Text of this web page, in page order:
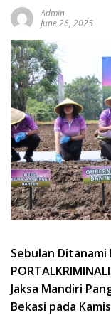
Admin
June 26, 2025
Sebulan
Jaksa Mandiri
Bekasi pada